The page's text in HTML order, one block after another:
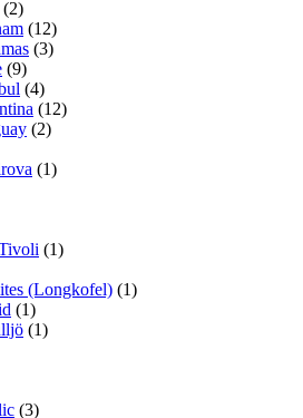
(2)
(12)
(3)
(9)
(4)
(12)
(2)
(1)
(1)
(Longkofel) (1)
(1)
(1)
(3)